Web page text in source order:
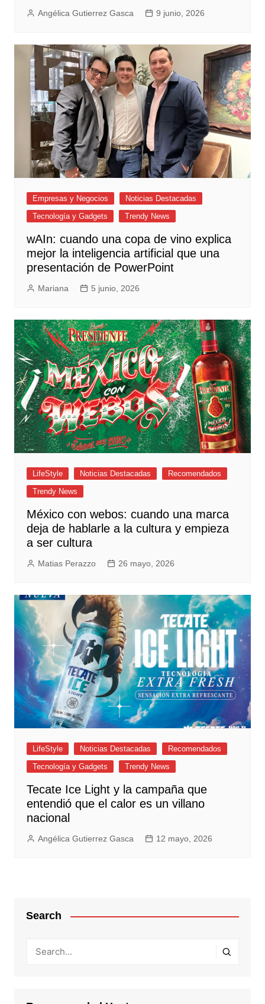
Angélica Gutierrez Gasca 9 junio, 2026
Empresas y Negocios
Noticias Destacadas
Tecnología y Gadgets
Trendy News
wAIn: cuando una copa de vino explica
mejor la inteligencia artificial que una
presentación de PowerPoint
Mariana 5 junio, 2026
LifeStyle Noticias Destacadas
Recomendados
Trendy News
México con webos: cuando una marca
deja de hablarle a la cultura y empieza
a ser cultura
Matias Perazzo 26 mayo, 2026
LifeStyle Noticias Destacadas
Recomendados
Tecnología y Gadgets
Trendy News
Tecate Ice Light y la campaña que
entendió que el calor es un villano
nacional
Angélica Gutierrez Gasca 12 mayo, 2026
Search